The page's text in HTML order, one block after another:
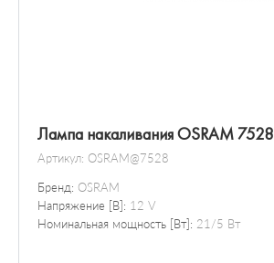
Лампа накаливания OSRAM 7528
Артикул: OSRAM@7528
Бренд: OSRAM
Напряжение [В]: 12 V
Номинальная мощность [Вт]: 21/5 Вт